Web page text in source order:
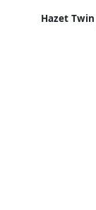
Hazet
9014TT ·
[Nm]: